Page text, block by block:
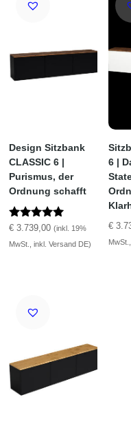
Design Sitzbank
CLASSIC 6 |
Purismus, der
Ordnung schafft
Bewertet mit
von 5
€ 3.739,00 (inkl. 19%
MwSt., inkl. Versand DE)
6 |
€